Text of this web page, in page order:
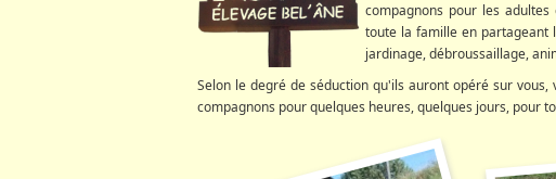
compagnons pour les
toute la famille en partageant
jardinage, débroussaillage,
Selon le degré de séduction qu'ils auront opéré sur
compagnons pour quelques heures, quelques jours, pour